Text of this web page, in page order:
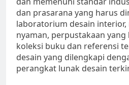
dan prasarana yang harus
laboratorium desain
nyaman, perpustakaan
koleksi buku dan referensi
desain yang dilengkapi
perangkat lunak desain